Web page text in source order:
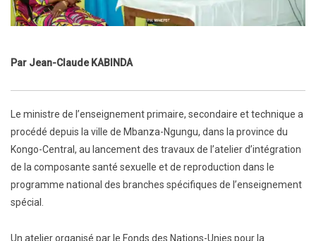
Par Jean-Claude KABINDA
Le ministre de l’enseignement primaire, secondaire et technique a
procédé depuis la ville de Mbanza-Ngungu, dans la province du
Kongo-Central, au lancement des travaux de l’atelier d’intégration
de la composante santé sexuelle et de reproduction dans le
programme national des branches spécifiques de l’enseignement
spécial.
Un atelier organisé par le Fonds des Nations-Unies pour la